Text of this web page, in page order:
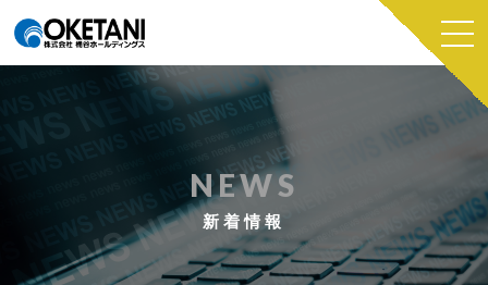
NEWS
新着情報